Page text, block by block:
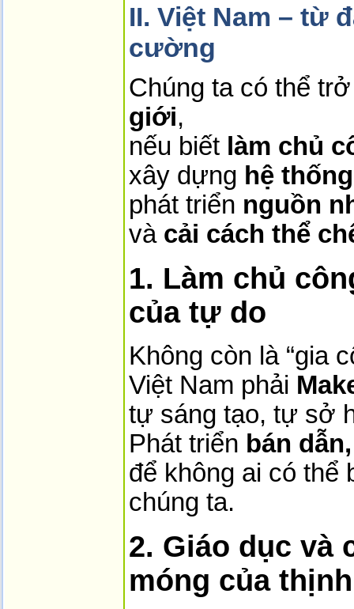
II. Việt Nam – từ
cường
Chúng ta có thể
giới,
nếu biết làm chủ
xây dựng hệ
phát triển nguồn
và cải cách thể
1. Làm chủ
của tự do
Không còn là “gia
Việt Nam phải
tự sáng tạo, tự sở
Phát triển bán
để không ai có thể
chúng ta.
2. Giáo dục và
móng của